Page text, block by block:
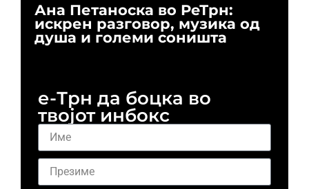
Ана Петаноска во РеТрн:
искрен разговор, музика од
душа и големи соништа
е-Трн да боцка во
твојот инбокс